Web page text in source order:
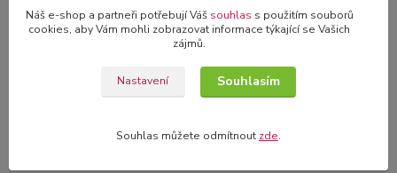
Náš e-shop a partneři potřebují Váš souhlas s použitím souborů
cookies, aby Vám mohli zobrazovat informace týkající se Vašich
zájmů.
Nastavení Souhlasím
Souhlas můžete odmítnout zde.